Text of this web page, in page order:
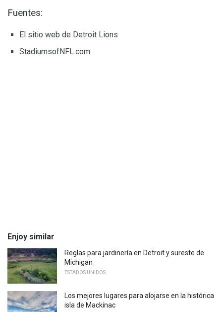
Fuentes:
El sitio web de Detroit Lions
StadiumsofNFL.com
Enjoy similar
Reglas para jardinería en Detroit y sureste de
Michigan
ESTADOS UNIDOS
Los mejores lugares para alojarse en la histórica
isla de Mackinac